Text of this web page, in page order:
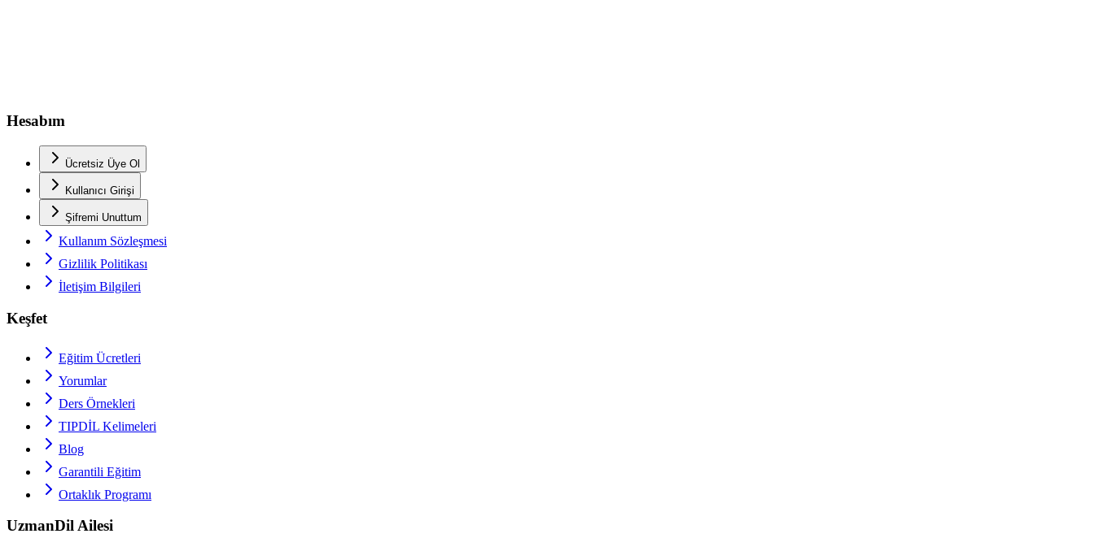
Hesabım
Ücretsiz Üye Ol
Kullanıcı Girişi
Şifremi Unuttum
Kullanım Sözleşmesi
Gizlilik Politikası
İletişim Bilgileri
Keşfet
Eğitim Ücretleri
Yorumlar
Ders Örnekleri
TIPDİL Kelimeleri
Blog
Garantili Eğitim
Ortaklık Programı
UzmanDil Ailesi